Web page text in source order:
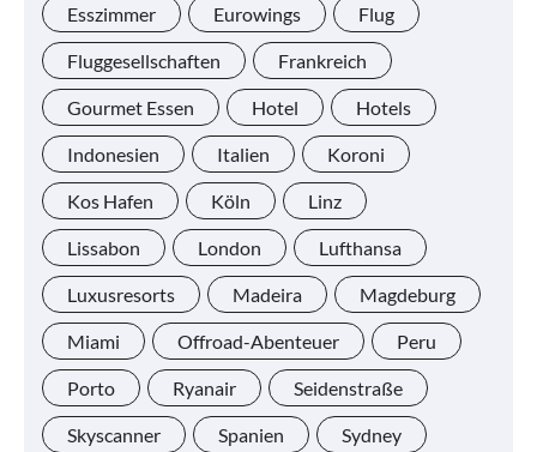
Esszimmer Eurowings Flug
Fluggesellschaften Frankreich
Gourmet Essen Hotel Hotels
Indonesien Italien Koroni
Kos Hafen Köln Linz
Lissabon London Lufthansa
Luxusresorts Madeira Magdeburg
Miami Offroad-Abenteuer Peru
Porto Ryanair Seidenstraße
Skyscanner Spanien Sydney